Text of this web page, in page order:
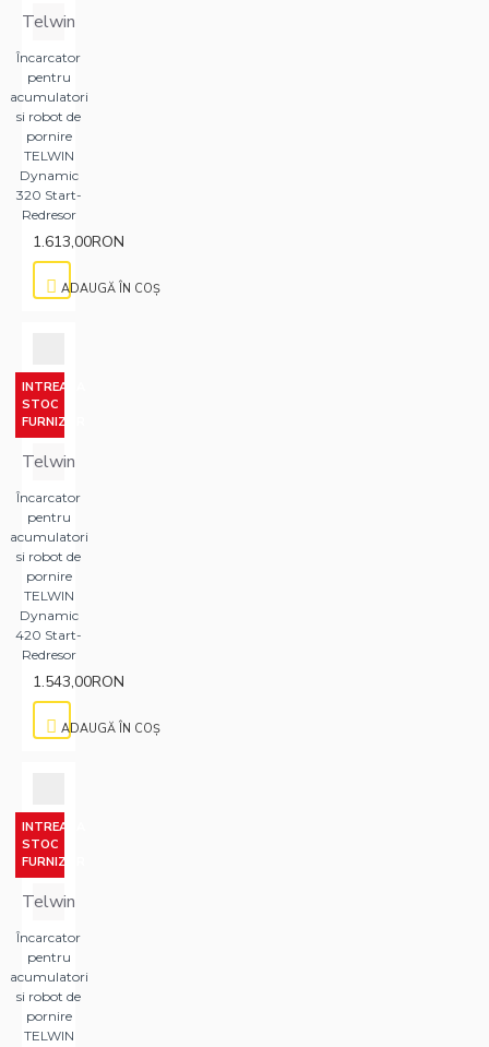
Telwin
Încarcator
pentru
acumulatori
si robot de
pornire
TELWIN
Dynamic
320 Start-
Redresor
1.613,00RON
ADAUGĂ ÎN COŞ
INTREABA
STOC
FURNIZOR
Telwin
Încarcator
pentru
acumulatori
si robot de
pornire
TELWIN
Dynamic
420 Start-
Redresor
1.543,00RON
ADAUGĂ ÎN COŞ
INTREABA
STOC
FURNIZOR
Telwin
Încarcator
pentru
acumulatori
si robot de
pornire
TELWIN